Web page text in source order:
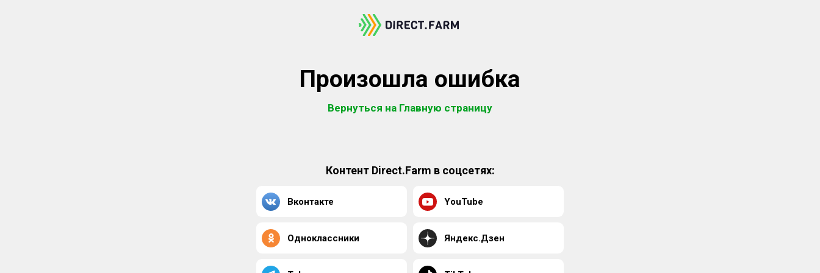
Произошла ошибка
Вернуться на Главную страницу
Контент Direct.Farm в соцсетях:
Вконтакте YouTube
Одноклассники Яндекс.Дзен